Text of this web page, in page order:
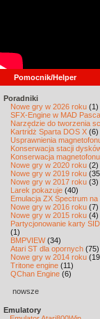
Pomocnik/Helper
Poradniki
Nowe gry w 2026 roku (1)
SFX-Engine w MAD
Narzędzie do tworzenia
Kartridż Sparta DOS X (6)
Usprawnienia
Konserwacja stacji
Konserwacja
Nowe gry w 2020 roku (2)
Nowe gry w 2019 roku
Nowe gry w 2017 roku (3)
Larek pokazuje (40)
Emulacja ZX Spectrum na
Nowe gry w 2016 roku (7)
Nowe gry w 2015 roku (4)
Partycjonowanie karty
(1)
BMPVIEW(34)
Atari ST dla opornych (75)
Nowe gry w 2014 roku
Tritone engine (11)
QChan Engine (6)
nowsze
Emulatory